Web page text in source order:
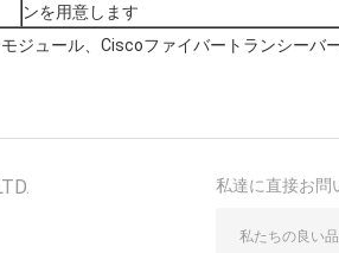
ンを用意します
ジュール、Ciscoファイバートランシーバ
私達に直接お問